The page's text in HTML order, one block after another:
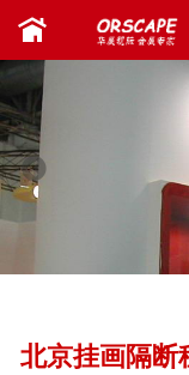
北京挂画隔断